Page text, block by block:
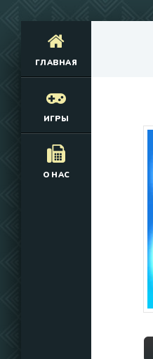
ГЛАВНАЯ
ИГРЫ
О НАС